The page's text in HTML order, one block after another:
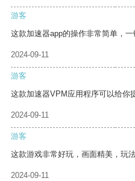
游客
这款加速器app的操作非常简单，一
2024-09-11
游客
这款加速器VPM应用程序可以给你
2024-09-11
游客
这款游戏非常好玩，画面精美，玩法
2024-09-11